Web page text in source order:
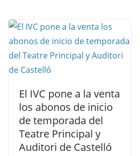
El IVC pone a la venta
los abonos de inicio
de temporada del
Teatre Principal y
Auditori de Castelló